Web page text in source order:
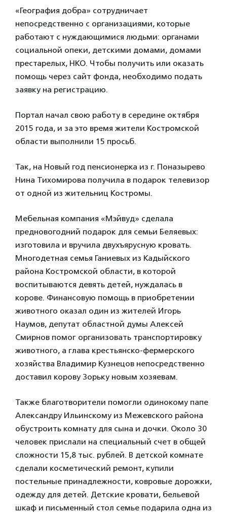
«География добра» сотрудничает
непосредственно с организациями, которые
работают с нуждающимися людьми: органами
социальной опеки, детскими домами, домами
престарелых, НКО. Чтобы получить или оказать
помощь через сайт фонда, необходимо подать
заявку на регистрацию.
Портал начал свою работу в середине октября
2015 года, и за это время жители Костромской
области выполнили 15 просьб.
Так, на Новый год пенсионерка из г. Поназырево
Нина Тихомирова получила в подарок телевизор
от одной из жительниц Костромы.
Мебельная компания «Мэйвуд» сделала
предновогодний подарок для семьи Беляевых:
изготовила и вручила двухъярусную кровать.
Многодетная семья Ганиевых из Кадыйского
района Костромской области, в которой
воспитываются девять детей, нуждалась в
корове. Финансовую помощь в приобретении
животного оказал один из жителей Игорь
Наумов, депутат областной думы Алексей
Смирнов помог организовать транспортировку
животного, а глава крестьянско-фермерского
хозяйства Владимир Кузнецов непосредственно
доставил корову Зорьку новым хозяевам.
Также благотворители помогли одинокому папе
Александру Ильинскому из Межевского района
обустроить комнату для сына и дочки. Около 30
человек прислали на специальный счет в общей
сложности 15,8 тыс. рублей. В детской комнате
сделали косметический ремонт, купили
постельные принадлежности, ковровые дорожки,
одежду для детей. Детские кровати, бельевой
шкаф и письменный стол семье подарила одна из